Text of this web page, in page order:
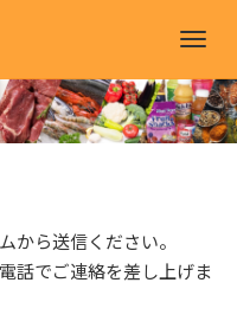
M
e
n
u
から送信ください。
話でご連絡を差し上げま